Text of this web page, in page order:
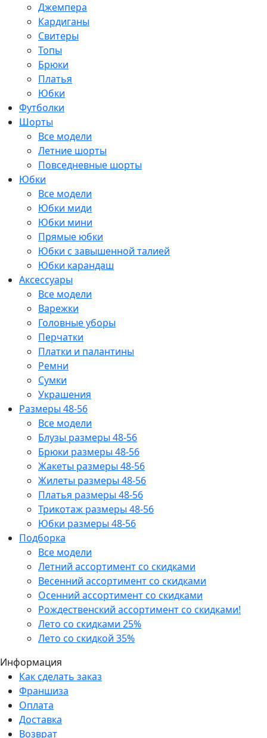
Джемпера
Кардиганы
Свитеры
Топы
Брюки
Платья
Юбки
Футболки
Шорты
Все модели
Летние шорты
Повседневные шорты
Юбки
Все модели
Юбки миди
Юбки мини
Прямые юбки
Юбки с завышенной талией
Юбки карандаш
Аксессуары
Все модели
Варежки
Головные уборы
Перчатки
Платки и палантины
Ремни
Сумки
Украшения
Размеры 48-56
Все модели
Блузы размеры 48-56
Брюки размеры 48-56
Жакеты размеры 48-56
Жилеты размеры 48-56
Платья размеры 48-56
Трикотаж размеры 48-56
Юбки размеры 48-56
Подборка
Все модели
Летний ассортимент со скидками
Весенний ассортимент со скидками
Осенний ассортимент со скидками
Рождественский ассортимент со скидками!
Лето со скидками 25%
Лето со скидкой 35%
Информация
Как сделать заказ
Франшиза
Оплата
Доставка
Возврат